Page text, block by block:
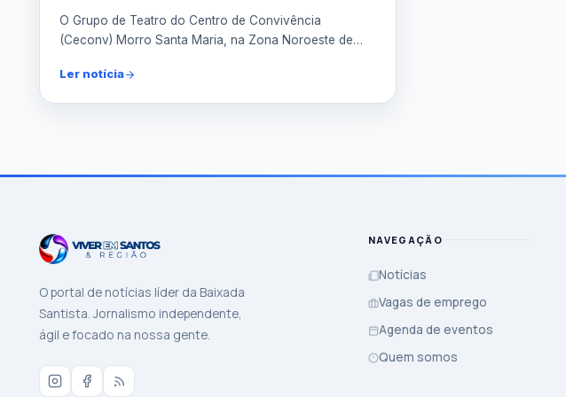
O Grupo de Teatro do Centro de Convivência
(Ceconv) Morro Santa Maria, na Zona Noroeste de
Ler notícia
O portal de notícias líder da Baixada
Santista. Jornalismo independente,
ágil e focado na nossa gente.
NAVEGAÇÃO
Notícias
Vagas de emprego
Agenda de eventos
Quem somos